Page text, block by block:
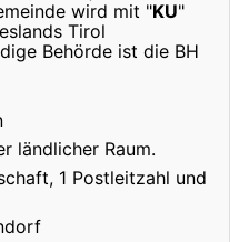
wird mit "KU"
Tirol
Behörde ist die BH
ländlicher Raum.
1 Postleitzahl und